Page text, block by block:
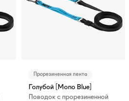
Прорезиненная лента
Голубой [Mono Blue]
Поводок с прорезиненной